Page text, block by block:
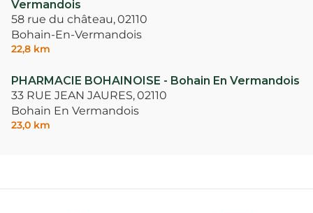
Vermandois
58 rue du château,02110
Bohain-En-Vermandois
22,8 km
PHARMACIE BOHAINOISE - Bohain En Vermandois
33 RUE JEAN JAURES,02110
Bohain En Vermandois
23,0 km